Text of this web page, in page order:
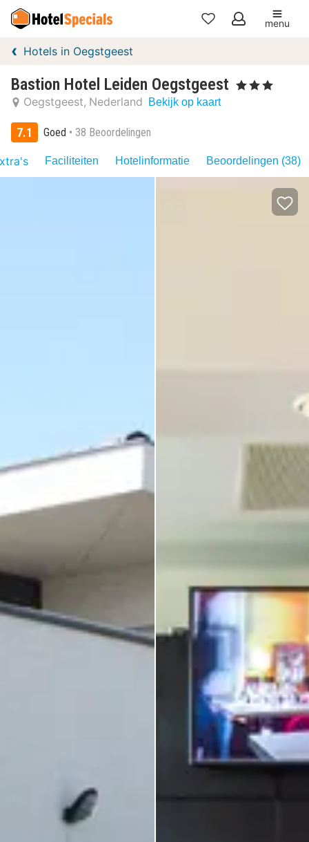
Mijn
menu
Hotels in Oegstgeest
Bastion Hotel Leiden Oegstgeest , 3 Sterren
Oegstgeest Nederland Bekijk op kaart
7.1 Goed 38 Beoordelingen
Faciliteiten Hotelinformatie Beoordelingen (38)